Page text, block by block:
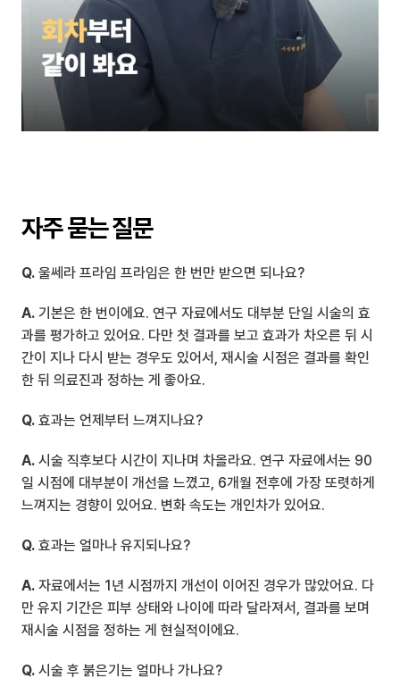
자주 묻는 질문
Q. 울쎄라 프라임 프라임은 한 번만 받으면 되나요?
A. 기본은 한 번이에요. 연구 자료에서도 대부분 단일 시술의 효
과를 평가하고 있어요. 다만 첫 결과를 보고 효과가 차오른 뒤 시
간이 지나 다시 받는 경우도 있어서, 재시술 시점은 결과를 확인
한 뒤 의료진과 정하는 게 좋아요.
Q. 효과는 언제부터 느껴지나요?
A. 시술 직후보다 시간이 지나며 차올라요. 연구 자료에서는 90
일 시점에 대부분이 개선을 느꼈고, 6개월 전후에 가장 또렷하게
느껴지는 경향이 있어요. 변화 속도는 개인차가 있어요.
Q. 효과는 얼마나 유지되나요?
A. 자료에서는 1년 시점까지 개선이 이어진 경우가 많았어요. 다
만 유지 기간은 피부 상태와 나이에 따라 달라져서, 결과를 보며
재시술 시점을 정하는 게 현실적이에요.
Q. 시술 후 붉은기는 얼마나 가나요?